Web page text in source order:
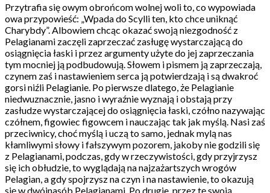
Przytrafia się owym obrońcom wolnej woli to, co wypowiada
owa przypowieść: „Wpada do Scylli ten, kto chce uniknąć
Charybdy”. Albowiem chcąc okazać swoją niezgodność z
Pelagianami zaczęli zaprzeczać zasługę wystarczającą do
osiągnięcia łaski i przez argumenty użyte do jej zaprzeczania
tym mocniej ją podbudowują. Słowem i pismem ją zaprzeczają,
czynem zaś i nastawieniem serca ją potwierdzają i są dwakroć
gorsi niźli Pelagianie. Po pierwsze dlatego, że Pelagianie
niedwuznacznie, jasno i wyraźnie wyznają i obstają przy
zasłudze wystarczającej do osiągnięcia łaski, czółno nazywając
czółnem, figowiec figowcem i nauczając tak jak myślą. Nasi zaś
przeciwnicy, choć myślą i uczą to samo, jednak mylą nas
kłamliwymi słowy i fałszywym pozorem, jakoby nie godzili się
z Pelagianami, podczas, gdy w rzeczywistości, gdy przyjrzysz
się ich obłudzie, to wyglądają na najzażartszych wrogów
Pelagian, a gdy spojrzysz na czyn i na nastawienie, to okazują
się w dwójnasób Pelagianami. Po drugie, przez tę swoją